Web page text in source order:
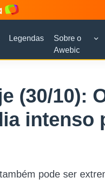
Legendas
Sobre o
Awebic
(30/10):
intenso
pode ser